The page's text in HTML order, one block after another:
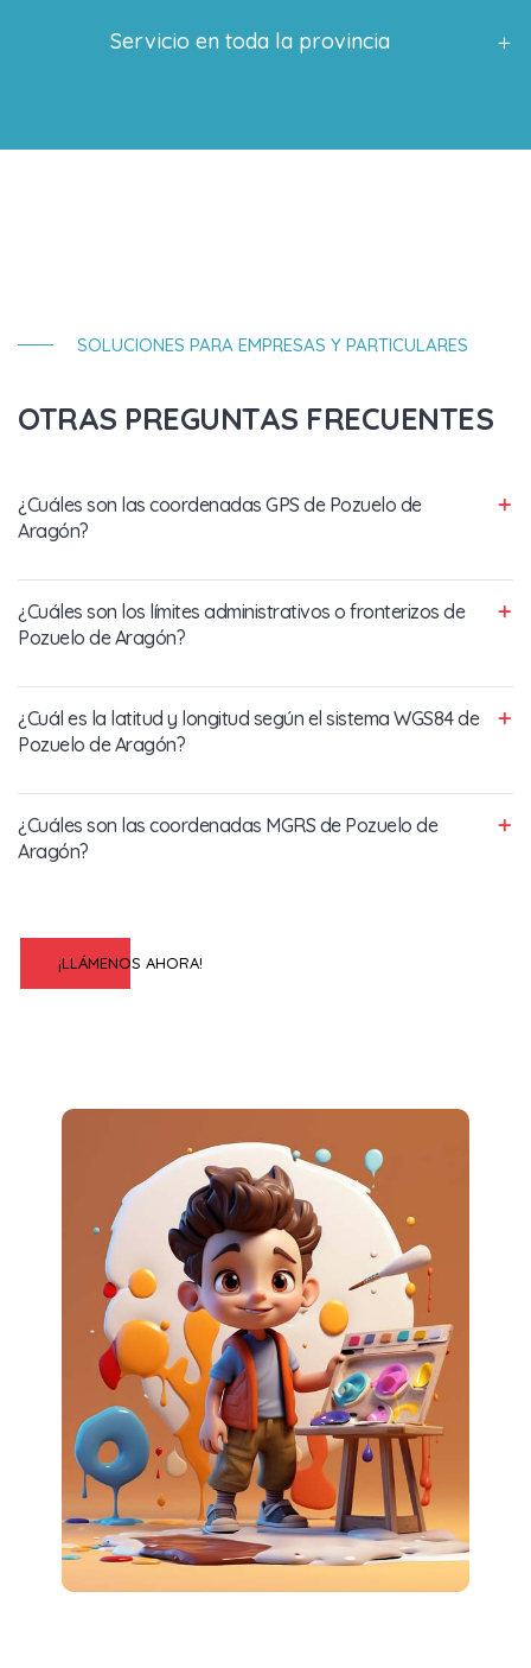
Servicio en toda la provincia
SOLUCIONES PARA EMPRESAS Y PARTICULARES
OTRAS PREGUNTAS FRECUENTES
¿Cuáles son las coordenadas GPS de Pozuelo de
Aragón?
¿Cuáles son los límites administrativos o fronterizos de
Pozuelo de Aragón?
¿Cuál es la latitud y longitud según el sistema WGS84 de
Pozuelo de Aragón?
¿Cuáles son las coordenadas MGRS de Pozuelo de
Aragón?
¡LLÁMENOS AHORA!